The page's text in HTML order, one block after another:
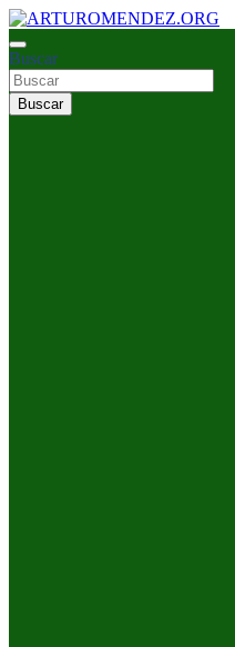
Saltar
al
contenido
ARTURO MENDEZ
Buscar
Buscar